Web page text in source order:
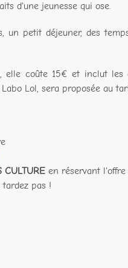
d'une jeunesse qui ose.
un petit déjeuner, des
elle coûte 15€ et inclut
Lol, sera proposée au
CULTURE en réservant l'offre
pas !